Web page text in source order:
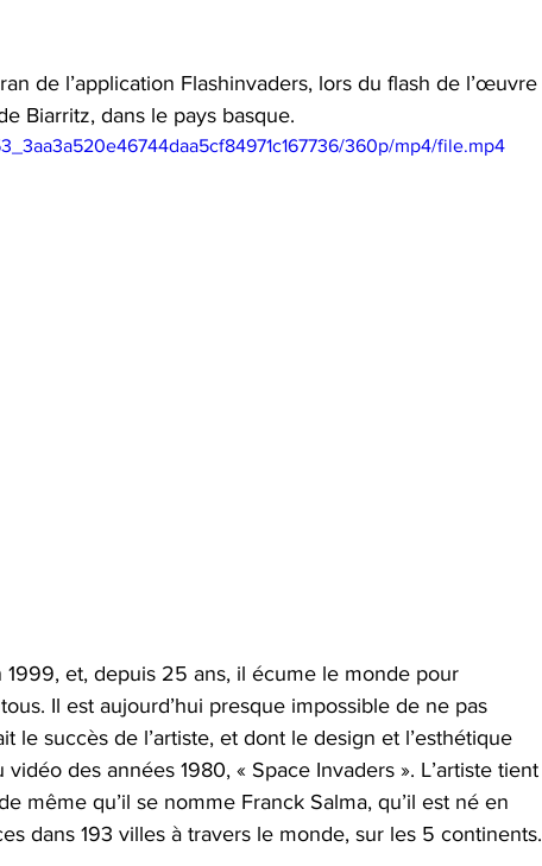
de l’application Flashinvaders, lors du flash de l’œuvre
Biarritz, dans le pays basque.
360p/mp4/file.mp4
Il est aujourd’hui presque impossible de ne pas
le succès de l’artiste, et dont le design et l’esthétique
des années 1980, « Space Invaders ». L’artiste tient
même qu’il se nomme Franck Salma, qu’il est né en
dans 193 villes à travers le monde, sur les 5 continents.